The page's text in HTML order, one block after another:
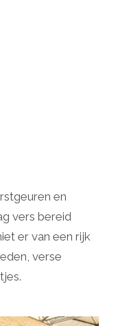
en
vers bereid
er van een rijk
verse